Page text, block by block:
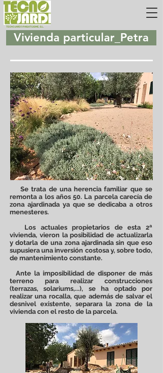
TECNOJARDÍ I PAISATGISME, S.L.
Vivienda particular_Petra
Se trata de una herencia familiar que se
remonta a los años 50. La parcela carecía de
zona ajardinada ya que se dedicaba a otros
menesteres.
Los actuales propietarios de esta 2ª
vivienda, vieron la posibilidad de actualizarla
y dotarla de una zona ajardinada sin que eso
supusiera una inversión costosa y, sobre todo,
de mantenimiento constante.
Ante la imposibilidad de disponer de más
terreno para realizar construcciones
(terrazas, solariums,...), se ha optado por
realizar una rocalla, que además de salvar el
desnivel existente, separara la zona de la
vivienda con el resto de la parcela.